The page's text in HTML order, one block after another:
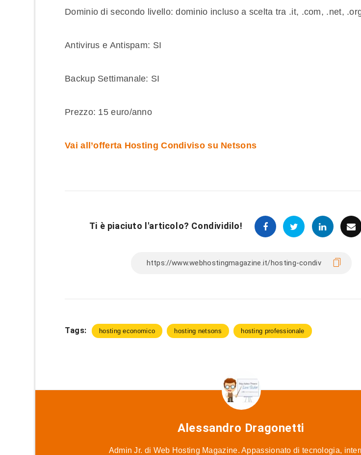
Dominio di secondo livello: dominio incluso a scelta tra .it, .com, .net,
Antivirus e Antispam: SI
Backup Settimanale: SI
Prezzo: 15 euro/anno
Vai all’offerta Hosting Condiviso su Netsons
Ti è piaciuto l'articolo? Condividilo!
Tags: hosting economico hosting netsons hosting professionale
Alessandro Dragonetti
Admin Jr. di Web Hosting Magazine. Appassionato di tecnologia,